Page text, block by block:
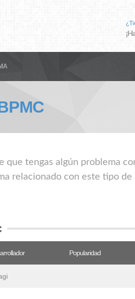
que tengas algún problema
relacionado con este tipo
Popularidad